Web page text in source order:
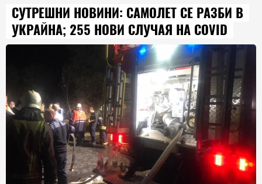
СУТРЕШНИ НОВИНИ: САМОЛЕТ СЕ РАЗБИ В
УКРАЙНА; 255 НОВИ СЛУЧАЯ НА COVID